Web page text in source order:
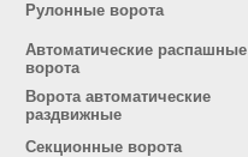
Рулонные ворота
Автоматические распашные
ворота
Ворота автоматические
раздвижные
Секционные ворота